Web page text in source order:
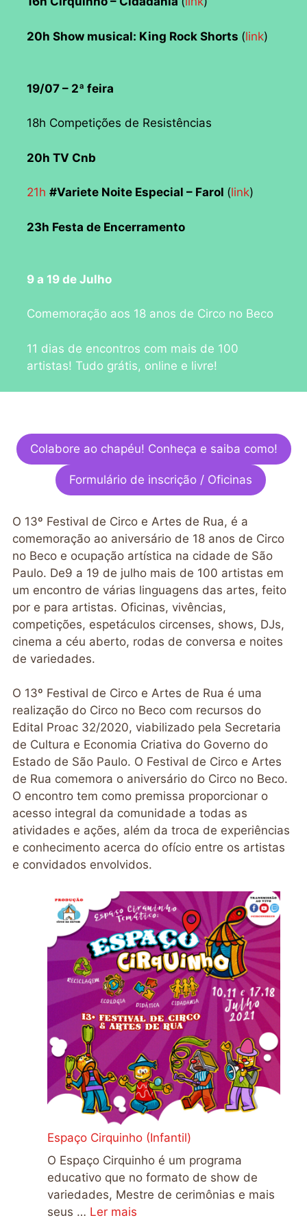
20h Show musical: King Rock Shorts (link)
19/07 – 2ª feira
18h Competições de Resistências
20h TV Cnb
21h #Variete Noite Especial – Farol (link)
23h Festa de Encerramento
9 a 19 de Julho
Comemoração aos 18 anos de Circo no Beco
11 dias de encontros com mais de 100
artistas! Tudo grátis, online e livre!
Colabore ao chapéu! Conheça e saiba como!
Formulário de inscrição / Oficinas
O 13º Festival de Circo e Artes de Rua, é a
comemoração ao aniversário de 18 anos de Circo
no Beco e ocupação artística na cidade de São
Paulo. De9 a 19 de julho mais de 100 artistas em
um encontro de várias linguagens das artes, feito
por e para artistas. Oficinas, vivências,
competições, espetáculos circenses, shows, DJs,
cinema a céu aberto, rodas de conversa e noites
de variedades.
O 13º Festival de Circo e Artes de Rua é uma
realização do Circo no Beco com recursos do
Edital Proac 32/2020, viabilizado pela Secretaria
de Cultura e Economia Criativa do Governo do
Estado de São Paulo. O Festival de Circo e Artes
de Rua comemora o aniversário do Circo no Beco.
O encontro tem como premissa proporcionar o
acesso integral da comunidade a todas as
atividades e ações, além da troca de experiências
e conhecimento acerca do ofício entre os artistas
e convidados envolvidos.
Espaço Cirquinho (Infantil)
O Espaço Cirquinho é um programa
educativo que no formato de show de
variedades, Mestre de cerimônias e mais
seus … Ler mais